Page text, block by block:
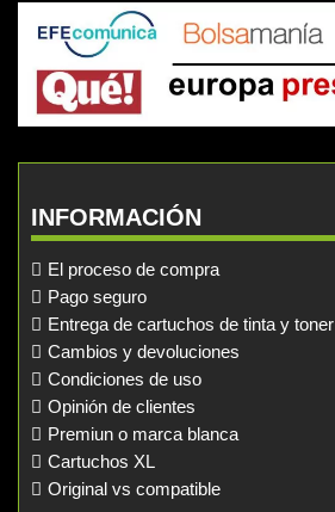
INFORMACIÓN
El proceso de compra
Pago seguro
Entrega de cartuchos de tinta y toner
Cambios y devoluciones
Condiciones de uso
Opinión de clientes
Premiun o marca blanca
Cartuchos XL
Original vs compatible